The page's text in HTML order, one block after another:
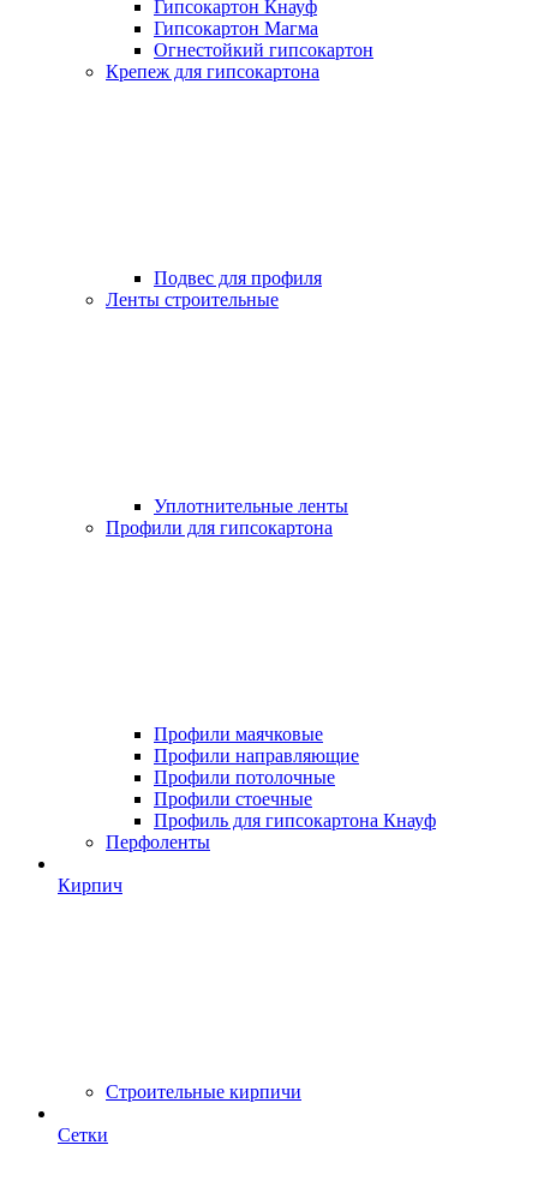
Гипсокартон Кнауф
Гипсокартон Магма
Огнестойкий гипсокартон
Крепеж для гипсокартона
Подвес для профиля
Ленты строительные
Уплотнительные ленты
Профили для гипсокартона
Профили маячковые
Профили направляющие
Профили потолочные
Профили стоечные
Профиль для гипсокартона Кнауф
Перфоленты
Кирпич
Строительные кирпичи
Сетки